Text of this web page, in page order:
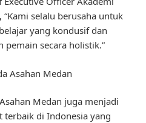
“Kami selalu berusaha untuk
yang kondusif dan
secara holistik.”
Asahan Medan
Medan juga menjadi
terbaik di Indonesia yang